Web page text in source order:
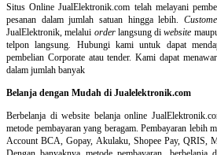
Situs Online JualElektronik.com telah melayani
pesanan dalam jumlah satuan hingga lebih.
JualElektronik, melalui orderlangsung diwebsite
telpon langsung. Hubungi kami untuk dapat
pembelian Corporate atau tender. Kami dapat
dalam jumlah banyak
Belanja dengan Mudah di Jualelektronik.com
Berbelanja diwebsite belanja online
metode pembayaran yang beragam. Pembayaran lebih
Account BCA, Gopay, Akulaku, Shopee Pay, QRIS,